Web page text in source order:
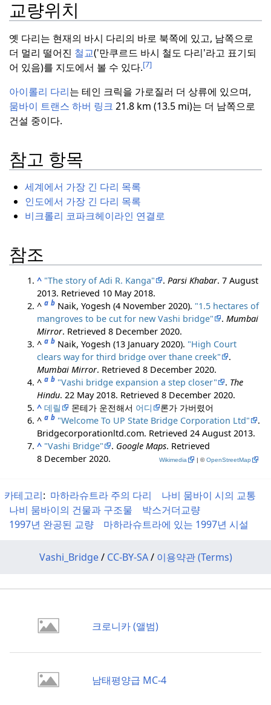
Wikimedia | ©OpenStreetMap
교량위치
옛 다리는 현재의 바시 다리의 바로 북쪽에 있고, 남쪽으로
더 멀리 떨어진 철교('만쿠르드 바시 철도 다리'라고 표기되
어 있음)를 지도에서 볼 수 있다.[7]
아이롤리 다리는 테인 크릭을 가로질러 더 상류에 있으며,
뭄바이 트랜스 하버 링크 21.8 km (13.5 mi)는 더 남쪽으로
건설 중이다.
참고 항목
세계에서 가장 긴 다리 목록
인도에서 가장 긴 다리 목록
비크롤리 코파크헤이라인 연결로
참조
^ "The story of Adi R. Kanga" .Parsi Khabar. 7 August
2013. Retrieved 10 May2018.
^a b Naik, Yogesh (4 November 2020). "1.5 hectares of
mangroves to be cut for new Vashi bridge"
.Mumbai
Mirror. Retrieved8 December 2020.
^a b Naik, Yogesh (13 January 2020). "High Court
clears way for third bridge over thane creek"
.
Mumbai Mirror. Retrieved8 December 2020.
^a b "Vashi bridge expansion a step closer" . The
Hindu. 22 May 2018. Retrieved8 December 2020.
^ 데릴 몬테가 운전해서 어디
론가 가버렸어
^a b "Welcome To UP State Bridge Corporation Ltd"
.
Bridgecorporationltd.com. Retrieved24 August 2013.
^ "Vashi Bridge" . Google Maps. Retrieved
8 December 2020.
카테고리: 마하라슈트라 주의 다리
나비 뭄바이 시의 교통
나비 뭄바이의 건물과 구조물
박스거더교량
1997년 완공된 교량
마하라슈트라에 있는 1997년 시설
Vashi_Bridge/ CC-BY-SA/ 이용약관 (Terms)
크로니카 (앨범)
남태평양급 MC-4